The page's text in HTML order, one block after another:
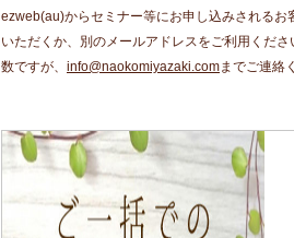
ezweb(au)からセミナー等にお申し込みされるお
いただくか、別のメールアドレスをご利用くだ
数ですが、 info@naokomiyazaki.comまでご連絡